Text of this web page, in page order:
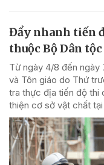
Đẩy nhanh tiến
thuộc Bộ Dân
Từ ngày 4/8 đến
và Tôn giáo do Thứ
tra thực địa tiến độ thi
thiện cơ sở vật chất